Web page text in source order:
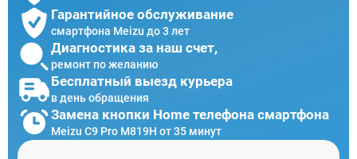
Гарантийное обслуживание
смартфона Meizu до 3 лет
Диагностика за наш счет,
ремонт по желанию
Бесплатный выезд курьера
в день обращения
Замена кнопки Home телефона смартфона
Meizu C9 Pro M819H от 35 минут